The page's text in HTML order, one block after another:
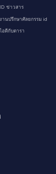
ID ข่าวสาร
งานปรึกษาศัลยกรรม id
อดีกับดารา